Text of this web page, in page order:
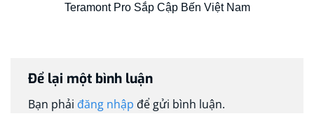
Teramont Pro Sắp Cập Bến Việt Nam
Để lại một bình luận
Bạn phải đăng nhập để gửi bình luận.